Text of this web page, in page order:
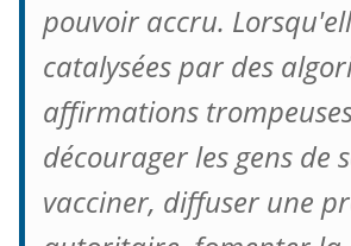
pouvoir accru.
catalysées par des
affirmations
décourager les gens de
vacciner, diffuser une